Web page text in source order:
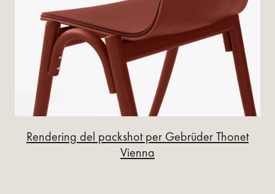
Rendering del packshot per Gebrüder Thonet
Vienna